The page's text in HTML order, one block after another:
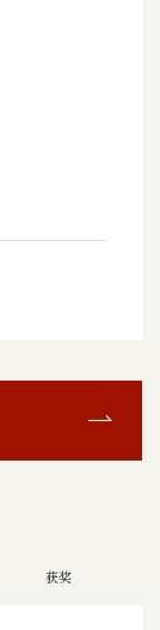
获奖